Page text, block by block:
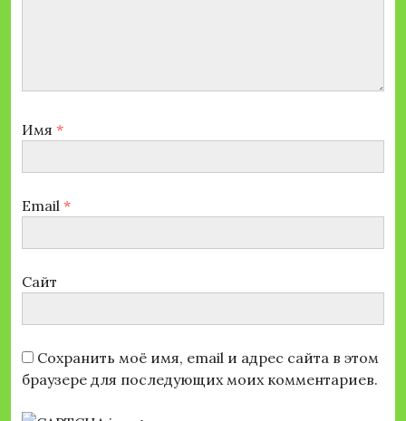
Имя *
Email *
Сайт
Сохранить моё имя, email и адрес сайта в этом
браузере для последующих моих комментариев.